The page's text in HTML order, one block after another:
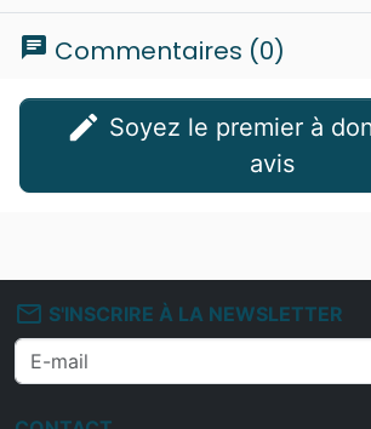
chat Commentaires (0)
edit
avis
mail_outline S'INSCRIRE À LA NEWSLETTER